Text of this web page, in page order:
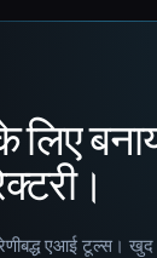
लिए
एआई टूल्स। खुद